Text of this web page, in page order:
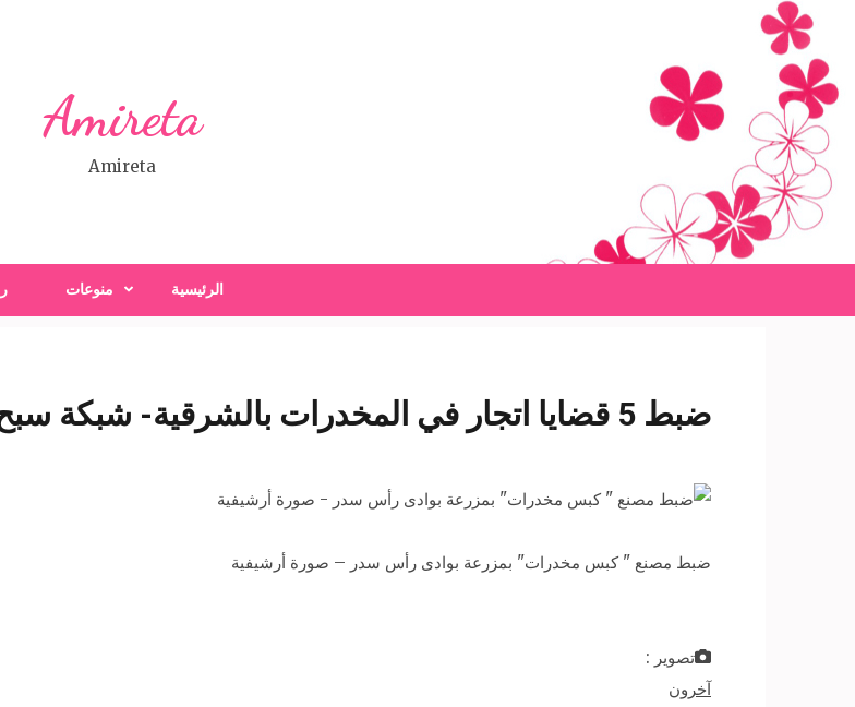
content
(Press
Enter)
Amireta
Amireta
الرئيسية منوعات
ضبط 5 قضايا اتجار في المخدرات بالشرقية- شبكة سبح الاخبارية
ضبط مصنع " كبس مخدرات" بمزرعة بوادى رأس سدر – صورة أرشيفية
تصوير :
آخرون